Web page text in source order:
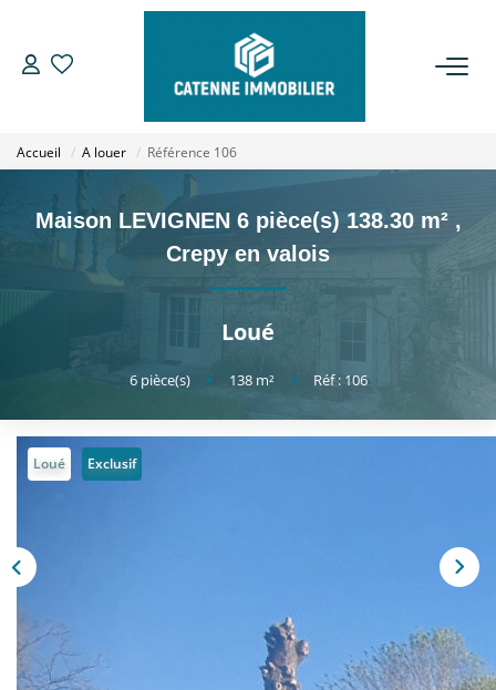
LOUER
ESTIMER
NOTRE AGENCE
Qui Sommes Nous
Accueil A louer Référence 106
Maison LEVIGNEN 6 pièce(s) 138.30 m² ,
Crepy en valois
Loué
6pièce(s) • 138m² • Réf : 106
Loué Exclusif